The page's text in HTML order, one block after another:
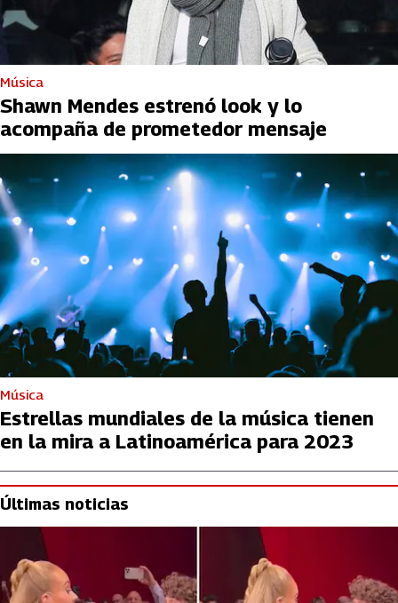
Música
Shawn Mendes estrenó look y lo
acompaña de prometedor mensaje
Música
Estrellas mundiales de la música tienen
en la mira a Latinoamérica para 2023
Últimas noticias